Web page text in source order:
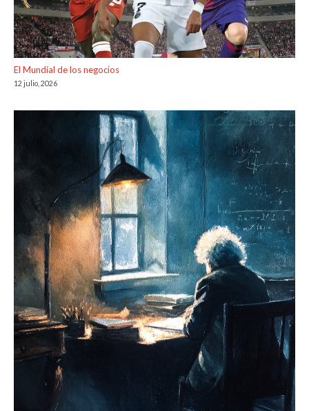
El Mundial de los negocios
12 julio, 2026